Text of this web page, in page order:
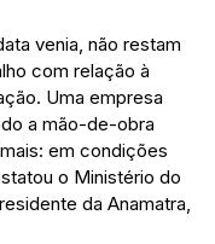
venia, não restam
com relação à
Uma empresa
a mão-de-obra
em condições
o Ministério do
da Anamatra,